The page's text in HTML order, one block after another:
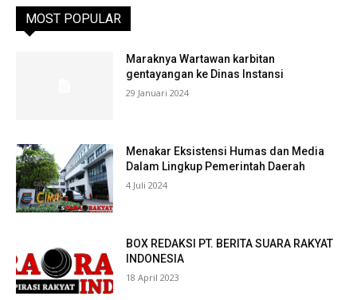
MOST POPULAR
Maraknya Wartawan karbitan
gentayangan ke Dinas Instansi
29 Januari 2024
Menakar Eksistensi Humas dan Media
Dalam Lingkup Pemerintah Daerah
4 Juli 2024
BOX REDAKSI PT. BERITA SUARA RAKYAT
INDONESIA
18 April 2023